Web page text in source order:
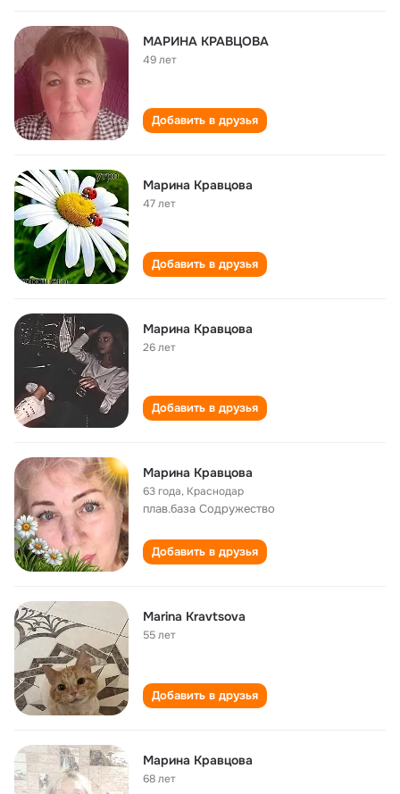
МАРИНА КРАВЦОВА
49 лет
Добавить в друзья
Марина Кравцова
47 лет
Добавить в друзья
Марина Кравцова
26 лет
Добавить в друзья
Марина Кравцова
63 года, Краснодар
плав.база Содружество
Добавить в друзья
Marina Kravtsova
55 лет
Добавить в друзья
Марина Кравцова
68 лет